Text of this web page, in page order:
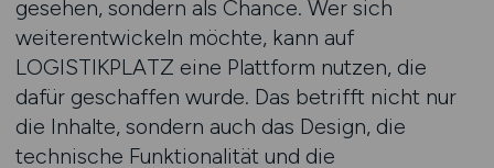
gesehen, sondern als Chance. Wer sich
weiterentwickeln möchte, kann auf
LOGISTIKPLATZ eine Plattform nutzen, die
dafür geschaffen wurde. Das betrifft nicht nur
die Inhalte, sondern auch das Design, die
technische Funktionalität und die